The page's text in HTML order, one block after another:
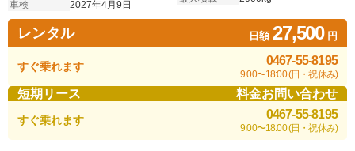
車検
2027年4月9日
レンタル 日額27,500円
すぐ乗れます 0467-55-8195
9:00〜18:00 (日・祝休み)
短期リース 料金お問い合わせ
すぐ乗れます 0467-55-8195
9:00〜18:00 (日・祝休み)